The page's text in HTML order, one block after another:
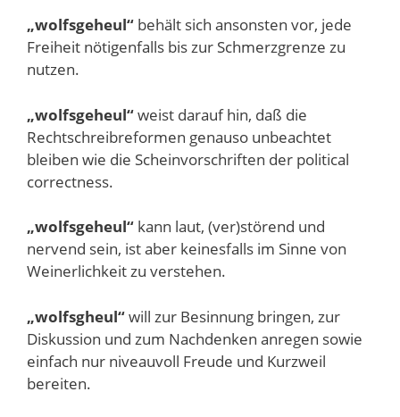
„wolfsgeheul“ behält sich ansonsten vor, jede
Freiheit nötigenfalls bis zur Schmerzgrenze zu
nutzen.
„wolfsgeheul“weist darauf hin, daß die
Rechtschreibreformen genauso unbeachtet
bleiben wie die Scheinvorschriften der political
correctness.
„wolfsgeheul“ kann laut, (ver)störend und
nervend sein, ist aber keinesfalls im Sinne von
Weinerlichkeit zu verstehen.
„wolfsgheul“will zur Besinnung bringen, zur
Diskussion und zum Nachdenken anregen sowie
einfach nur niveauvoll Freude und Kurzweil
bereiten.